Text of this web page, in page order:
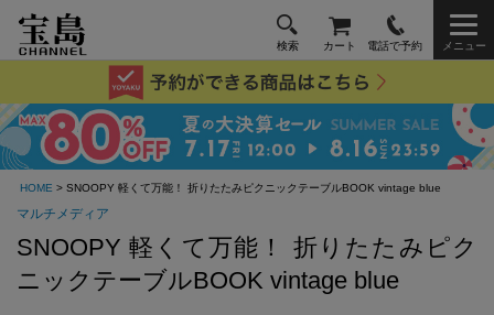
検索 カート 電話で予約 メニュー
HOME > SNOOPY 軽くて万能！ 折りたたみピクニックテーブルBOOK vintage blue
マルチメディア
SNOOPY 軽くて万能！ 折りたたみピク
ニックテーブルBOOK vintage blue